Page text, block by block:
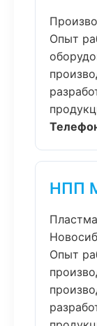
Опыт
НПП
Опыт